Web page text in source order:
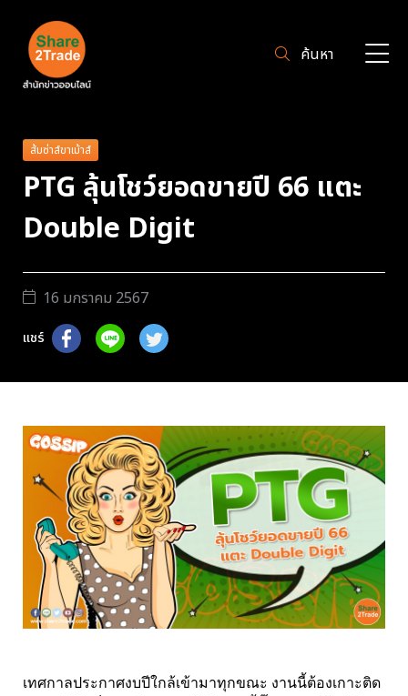
ค้นหา
ส้มซ่าส์ขาเม้าส์
PTG ลุ้นโชว์ยอดขายปี 66 แตะ
Double Digit
16 มกราคม 2567
แชร์
เทศกาลประกาศงบปีใกล้เข้ามาทุกขณะ งานนี้ต้องเกาะติด